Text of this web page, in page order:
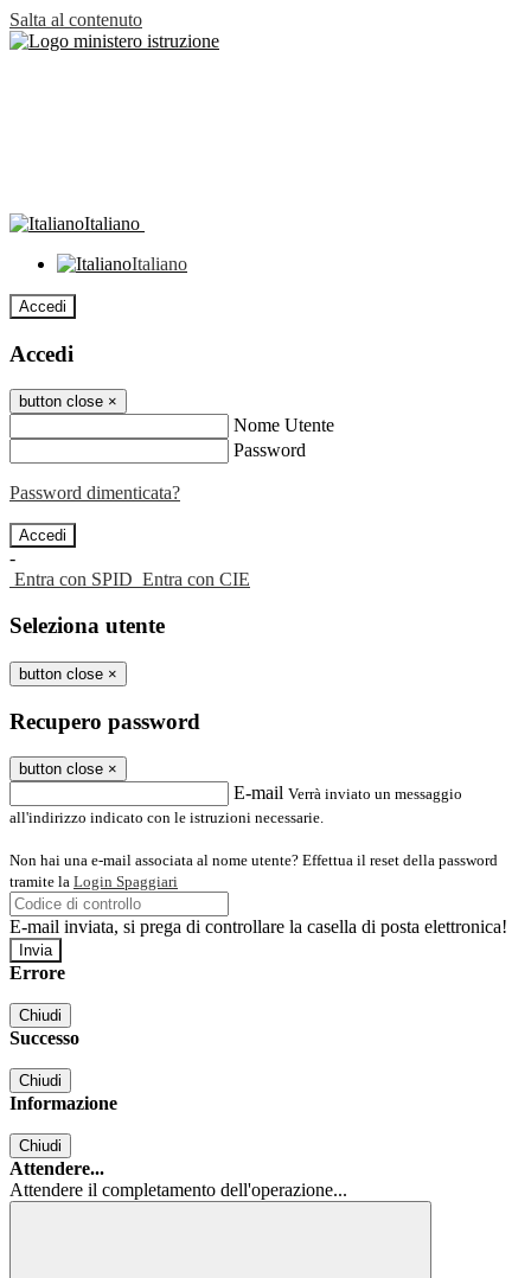
Salta al contenuto
Italiano
Italiano
Accedi
Accedi
button close ×
Nome Utente
Password
Password dimenticata?
-
Entra con SPID Entra con CIE
Seleziona utente
button close ×
Recupero password
button close ×
E-mail Verrà inviato un messaggio
all'indirizzo indicato con le istruzioni necessarie.
Non hai una e-mail associata al nome utente? Effettua il reset della password
tramite la Login Spaggiari
E-mail inviata, si prega di controllare la casella di posta elettronica!
Errore
Chiudi
Successo
Chiudi
Informazione
Chiudi
Attendere...
Attendere il completamento dell'operazione...